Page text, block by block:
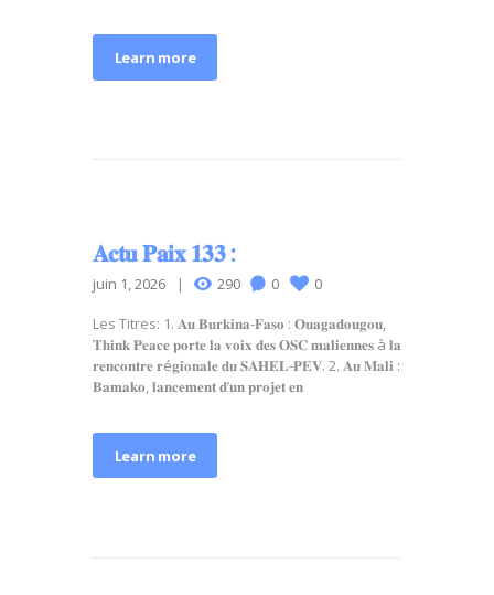
Learn more
𝐀𝐜𝐭𝐮 𝐏𝐚𝐢𝐱 𝟏𝟑𝟑 :
juin 1, 2026 290 0 0
Les Titres: 1. 𝐀𝐮 𝐁𝐮𝐫𝐤𝐢𝐧𝐚-𝐅𝐚𝐬𝐨 : 𝐎𝐮𝐚𝐠𝐚𝐝𝐨𝐮𝐠𝐨𝐮,
𝐓𝐡𝐢𝐧𝐤 𝐏𝐞𝐚𝐜𝐞 𝐩𝐨𝐫𝐭𝐞 𝐥𝐚 𝐯𝐨𝐢𝐱 𝐝𝐞𝐬 𝐎𝐒𝐂 𝐦𝐚𝐥𝐢𝐞𝐧𝐧𝐞𝐬 à 𝐥𝐚
𝐫𝐞𝐧𝐜𝐨𝐧𝐭𝐫𝐞 𝐫é𝐠𝐢𝐨𝐧𝐚𝐥𝐞 𝐝𝐮 𝐒𝐀𝐇𝐄𝐋-𝐏𝐄𝐕. 2. 𝐀𝐮 𝐌𝐚𝐥𝐢 :
𝐁𝐚𝐦𝐚𝐤𝐨, 𝐥𝐚𝐧𝐜𝐞𝐦𝐞𝐧𝐭 𝐝’𝐮𝐧 𝐩𝐫𝐨𝐣𝐞𝐭 𝐞𝐧
Learn more